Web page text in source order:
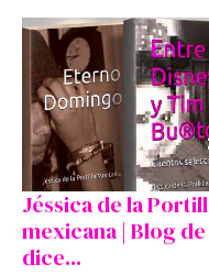
contenido
Jéssica de la
mexicana | Blog
dice...